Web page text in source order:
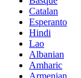
Catalan
Esperanto
Hindi
Lao
Albanian
Amharic